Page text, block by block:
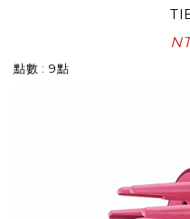
點數 : 9點